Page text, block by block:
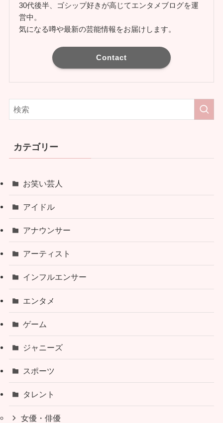
30代後半、ゴシップ好きが高じてエンタメブログを運
営中。
気になる噂や最新の芸能情報をお届けします。
Contact
カテゴリー
お笑い芸人
アイドル
アナウンサー
アーティスト
インフルエンサー
エンタメ
ゲーム
ジャニーズ
スポーツ
タレント
女優・俳優